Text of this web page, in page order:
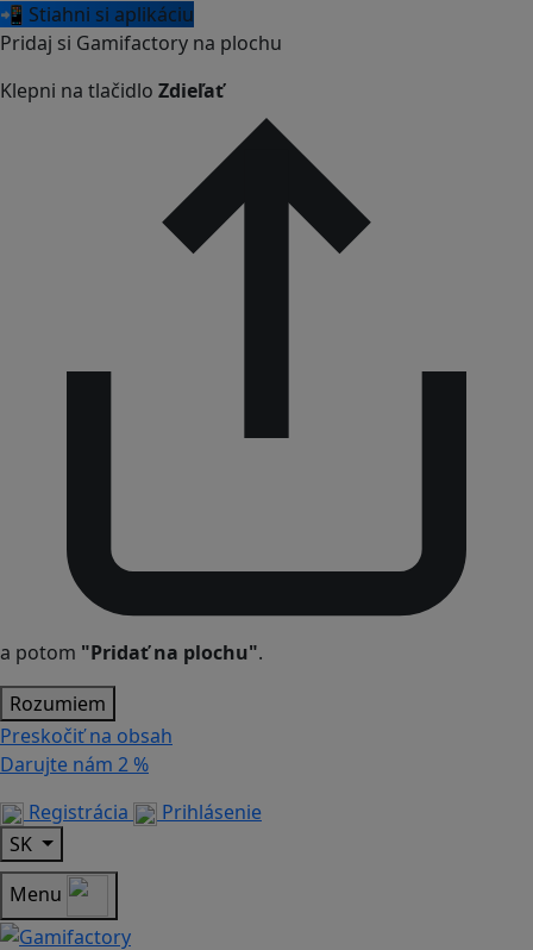
📲 Stiahni si aplikáciu
Pridaj si Gamifactory na plochu
Klepni na tlačidlo Zdieľať
a potom "Pridať na plochu".
Rozumiem
Preskočiť na obsah
Darujte nám 2 %
Registrácia
Prihlásenie
SK
Menu